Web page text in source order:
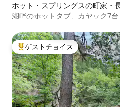
ホット・スプリングスの町家・
湖畔のホットタブ、カヤック7
大好評のゲストチョイスです。
ゲストチョイス